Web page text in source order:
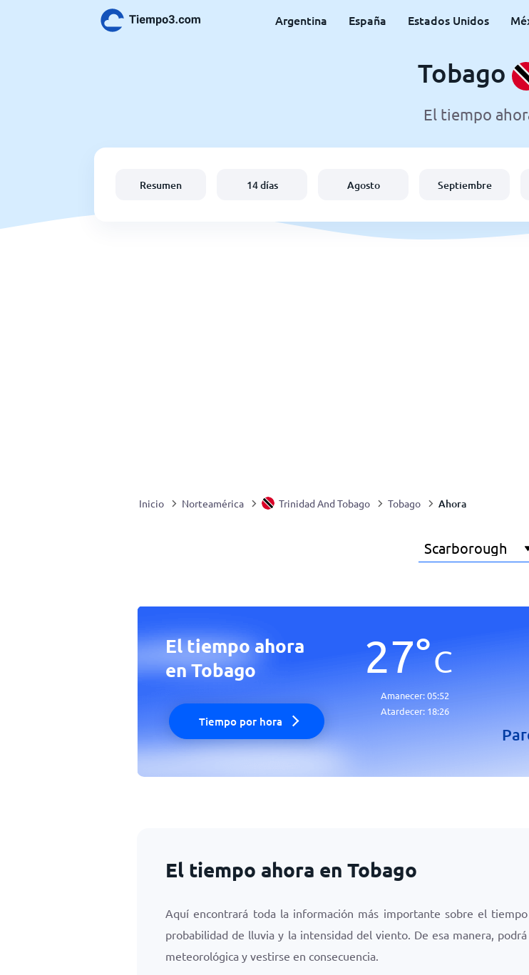
Argentina España Estados Unidos
Tobago
El tiempo
Resumen 14 días Agosto Septiembre
Inicio Norteamérica Trinidad And Tobago Tobago Ahora
El tiempo ahora
en Tobago
Tiempo por hora
27°C
Amanecer:05:52
Atardecer: 18:26
El tiempo ahora en Tobago
Aquí encontrará toda la información más importante sobre el
probabilidad de lluvia y la intensidad del viento. De esa manera,
meteorológica y vestirse en consecuencia.